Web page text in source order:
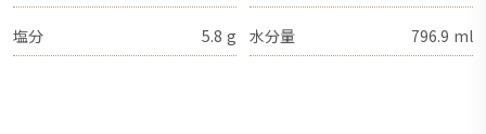
塩分 5.8 g 水分量 796.9 ml